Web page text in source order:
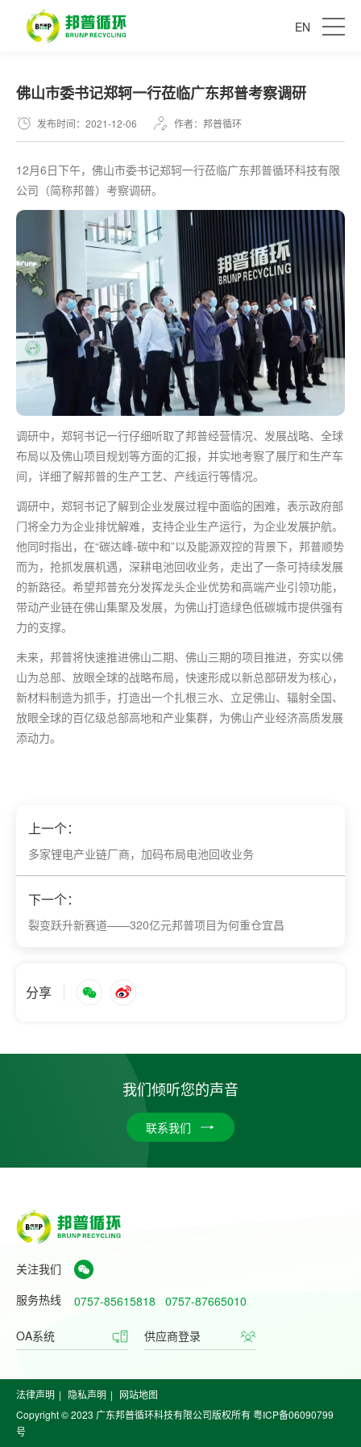
EN
佛山市委书记郑轲一行莅临广东邦普考察调研
发布时间：2021-12-06 作者：邦普循环
12月6日下午，佛山市委书记郑轲一行莅临广东邦普循环科技有限
公司（简称邦普）考察调研。
调研中，郑轲书记一行仔细听取了邦普经营情况、发展战略、全球
布局以及佛山项目规划等方面的汇报，并实地考察了展厅和生产车
间，详细了解邦普的生产工艺、产线运行等情况。
调研中，郑轲书记了解到企业发展过程中面临的困难，表示政府部
门将全力为企业排忧解难，支持企业生产运行，为企业发展护航。
他同时指出，在“碳达峰-碳中和”以及能源双控的背景下，邦普顺势
而为，抢抓发展机遇，深耕电池回收业务，走出了一条可持续发展
的新路径。希望邦普充分发挥龙头企业优势和高端产业引领功能，
带动产业链在佛山集聚及发展，为佛山打造绿色低碳城市提供强有
力的支撑。
未来，邦普将快速推进佛山二期、佛山三期的项目推进，夯实以佛
山为总部、放眼全球的战略布局，快速形成以新总部研发为核心，
新材料制造为抓手，打造出一个扎根三水、立足佛山、辐射全国、
放眼全球的百亿级总部高地和产业集群，为佛山产业经济高质发展
添动力。
上一个：
多家锂电产业链厂商，加码布局电池回收业务
下一个：
裂变跃升新赛道——320亿元邦普项目为何重仓宜昌
分享
我们倾听您的声音
联系我们
关注我们
服务热线
0757-85615818 0757-87665010
OA系统 供应商登录
Copyright © 2023 广东邦普循环科技有限公司版权所有粤ICP备06090799
号
法律声明 | 隐私声明 | 网站地图